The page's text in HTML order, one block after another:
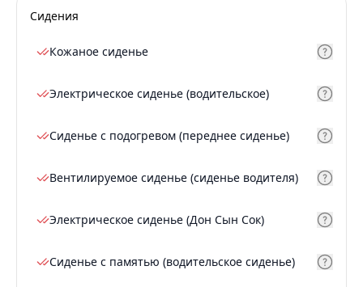
Сидения
Кожаное сиденье
Электрическое сиденье (водительское)
Сиденье с подогревом (переднее сиденье)
Вентилируемое сиденье (сиденье водителя)
Электрическое сиденье (Дон Сын Сок)
Сиденье с памятью (водительское сиденье)